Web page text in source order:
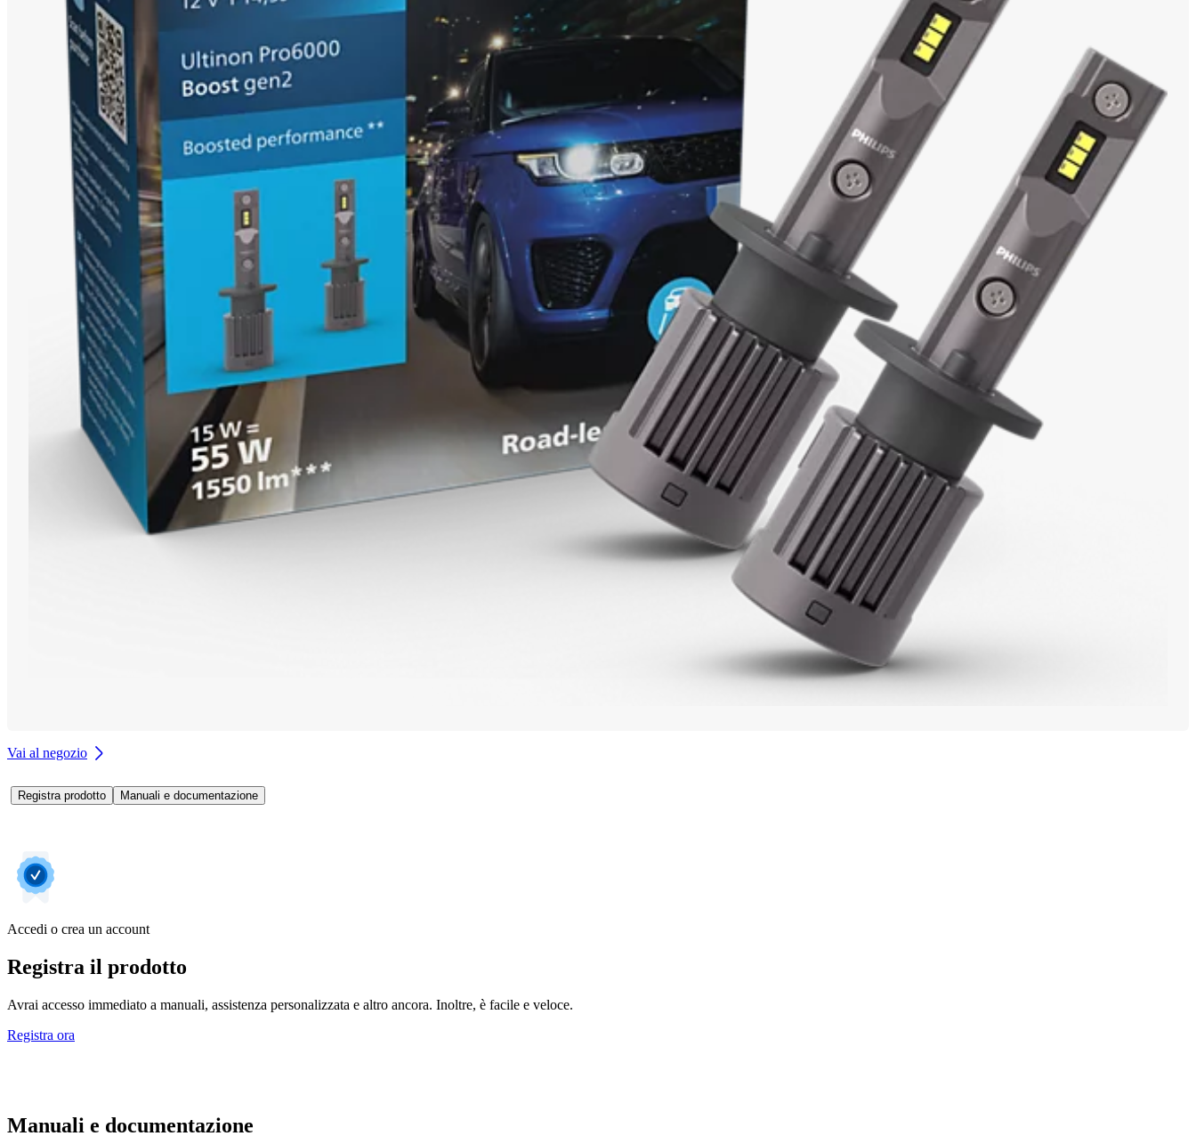
Vai al negozio
Registra prodotto Manuali e documentazione
Accedi o crea un account
Registra il prodotto
Avrai accesso immediato a manuali, assistenza personalizzata e altro ancora. Inoltre, è facile e veloce.
Registra ora
Manuali e documentazione